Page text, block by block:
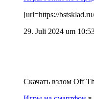
[url=https://
29. Juli 2024 um
Скачать взлом Off